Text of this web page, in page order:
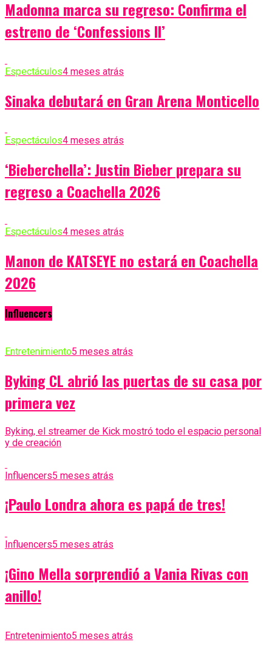
Madonna marca su regreso: Confirma el
estreno de ‘Confessions II’
Espectáculos4 meses atrás
Sinaka debutará en Gran Arena Monticello
Espectáculos4 meses atrás
‘Bieberchella’: Justin Bieber prepara su
regreso a Coachella 2026
Espectáculos4 meses atrás
Manon de KATSEYE no estará en Coachella
2026
Influencers
Entretenimiento5 meses atrás
Byking CL abrió las puertas de su casa por
primera vez
Byking, el streamer de Kick mostró todo el espacio personal
y de creación
Influencers5 meses atrás
¡Paulo Londra ahora es papá de tres!
Influencers5 meses atrás
¡Gino Mella sorprendió a Vania Rivas con
anillo!
Entretenimiento5 meses atrás